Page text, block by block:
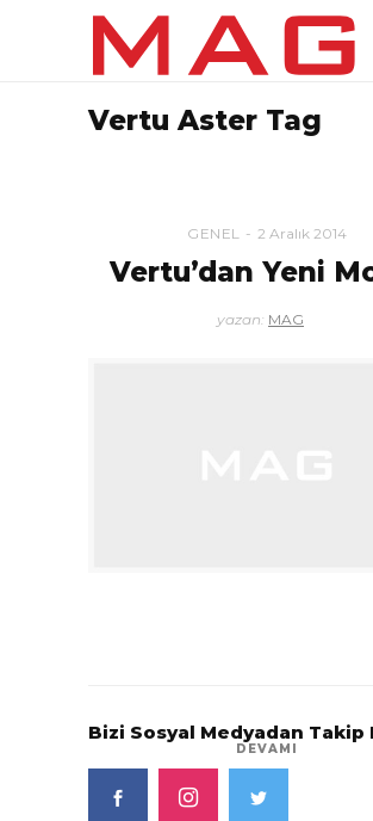
Vertu Aster Tag
GENEL 2 Aralık 2014
Vertu’dan Yeni
yazan: MAG
DEVAMI
Bizi Sosyal Medyadan Takip